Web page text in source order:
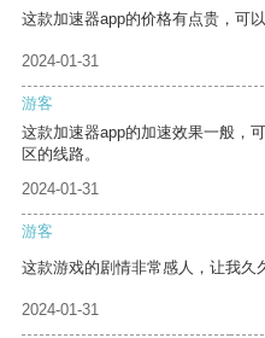
这款加速器app的价格有点贵，可
2024-01-31
游客
这款加速器app的加速效果一般，
区的线路。
2024-01-31
游客
这款游戏的剧情非常感人，让我久
2024-01-31